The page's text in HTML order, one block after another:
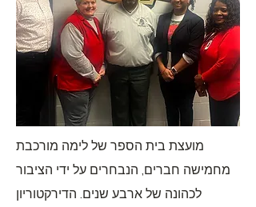
מועצת בית הספר של לימה מורכבת
מחמישה חברים, הנבחרים על ידי הציבור
לכהונה של ארבע שנים. הדירקטוריון